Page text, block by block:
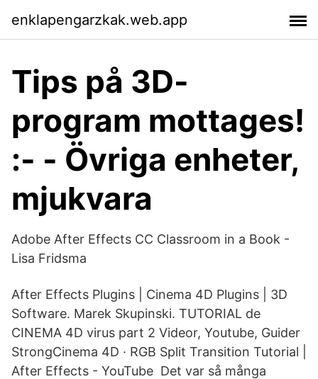
enklapengarzkak.web.app
Tips på 3D-
program mottages!
:- - Övriga enheter,
mjukvara
Adobe After Effects CC Classroom in a Book -
Lisa Fridsma
After Effects Plugins | Cinema 4D Plugins | 3D
Software. Marek Skupinski. TUTORIAL de
CINEMA 4D virus part 2 Videor, Youtube, Guider
StrongCinema 4D · RGB Split Transition Tutorial |
After Effects - YouTube Det var så många